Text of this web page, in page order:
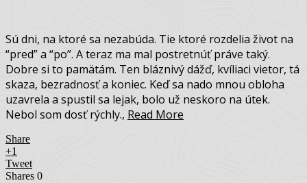
Sú dni, na ktoré sa nezabúda. Tie ktoré rozdelia život na
“pred” a “po”. A teraz ma mal postretnúť práve taký.
Dobre si to pamätám. Ten bláznivý dážď, kvíliaci vietor, tá
skaza, bezradnosť a koniec. Keď sa nado mnou obloha
uzavrela a spustil sa lejak, bolo už neskoro na útek.
Nebol som dosť rýchly., Read More
Share
+1
Tweet
Shares 0